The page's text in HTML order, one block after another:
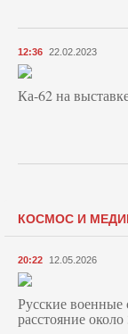
12:36 22.02.2023
Ка-62 на
КОСМОС И
20:22 12.05.2026
Русские военные
расстояние